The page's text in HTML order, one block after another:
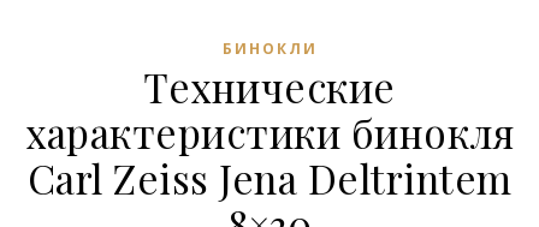
БИНОКЛИ
Технические
характеристики бинокля
Carl Zeiss Jena Deltrintem